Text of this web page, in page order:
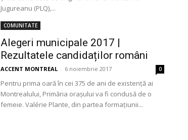
Jugureanu (PLQ),...
COMUNITATE
Alegeri municipale 2017 |
Rezultatele candidaților români
ACCENT MONTREAL - 6 noiembrie 2017 0
Pentru prima oară în cei 375 de ani de existență ai
Montrealului, Primăria orașului va fi condusă de o
femeie. Valérie Plante, din partea formațiunii...